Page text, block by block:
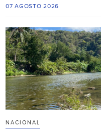
07 AGOSTO 2026
NACIONAL